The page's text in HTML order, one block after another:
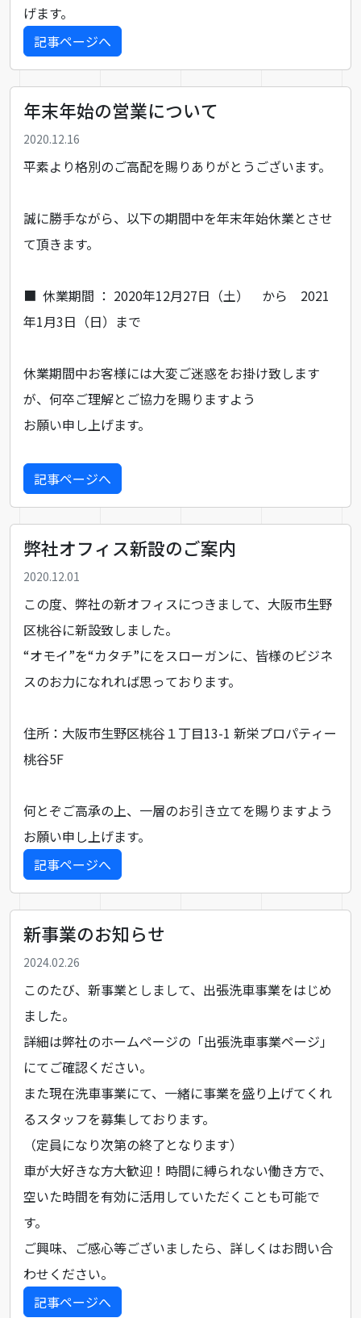
げます。
記事ページへ
年末年始の営業について
2020.12.16
平素より格別のご高配を賜りありがとうございます。
誠に勝手ながら、以下の期間中を年末年始休業とさせ
て頂きます。
■ 休業期間 ： 2020年12月27日（土） から 2021
年1月3日（日）まで
休業期間中お客様には大変ご迷惑をお掛け致します
が、何卒ご理解とご協力を賜りますよう
お願い申し上げます。
記事ページへ
弊社オフィス新設のご案内
2020.12.01
この度、弊社の新オフィスにつきまして、大阪市生野
区桃谷に新設致しました。
“オモイ”を“カタチ”にをスローガンに、皆様のビジネ
スのお力になれれば思っております。
住所：⼤阪市⽣野区桃⾕１丁⽬13-1 新栄プロパティー
桃⾕5F
何とぞご高承の上、一層のお引き立てを賜りますよう
お願い申し上げます。
記事ページへ
新事業のお知らせ
2024.02.26
このたび、新事業としまして、出張洗車事業をはじめ
ました。
詳細は弊社のホームページの「出張洗車事業ページ 」
にてご確認ください。
また現在洗車事業にて、一緒に事業を盛り上げてくれ
るスタッフを募集しております。
（定員になり次第の終了となります）
車が大好きな方大歓迎！時間に縛られない働き方で、
空いた時間を有効に活用していただくことも可能で
す。
ご興味、ご感心等ございましたら、詳しくはお問い合
わせください。
記事ページへ